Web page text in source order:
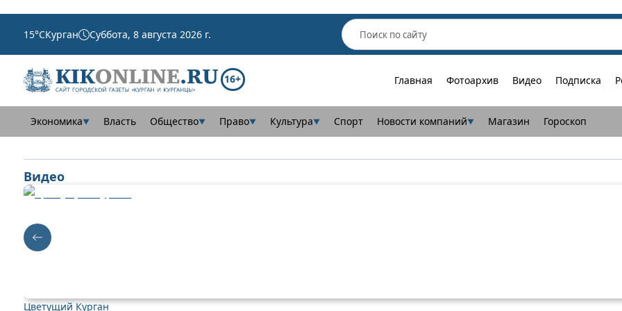
15°CКурган Суббота, 8 августа 2026 г.
16+ Главная Фотоархив Видео Подписка
Экономика▼ Власть Общество▼ Право▼ Культура▼ Спорт Новости компаний▼ Магазин Гороскоп
Видео
Цветущий Курган